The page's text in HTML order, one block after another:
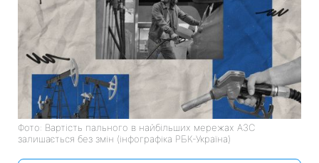
Фото: Вартість пального в найбільших мережах АЗС
залишається без змін (інфографіка РБК-Україна)